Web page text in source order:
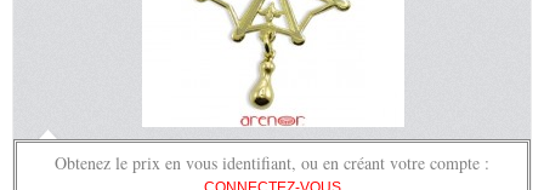
Obtenez le prix en vous identifiant, ou en créant votre compte :